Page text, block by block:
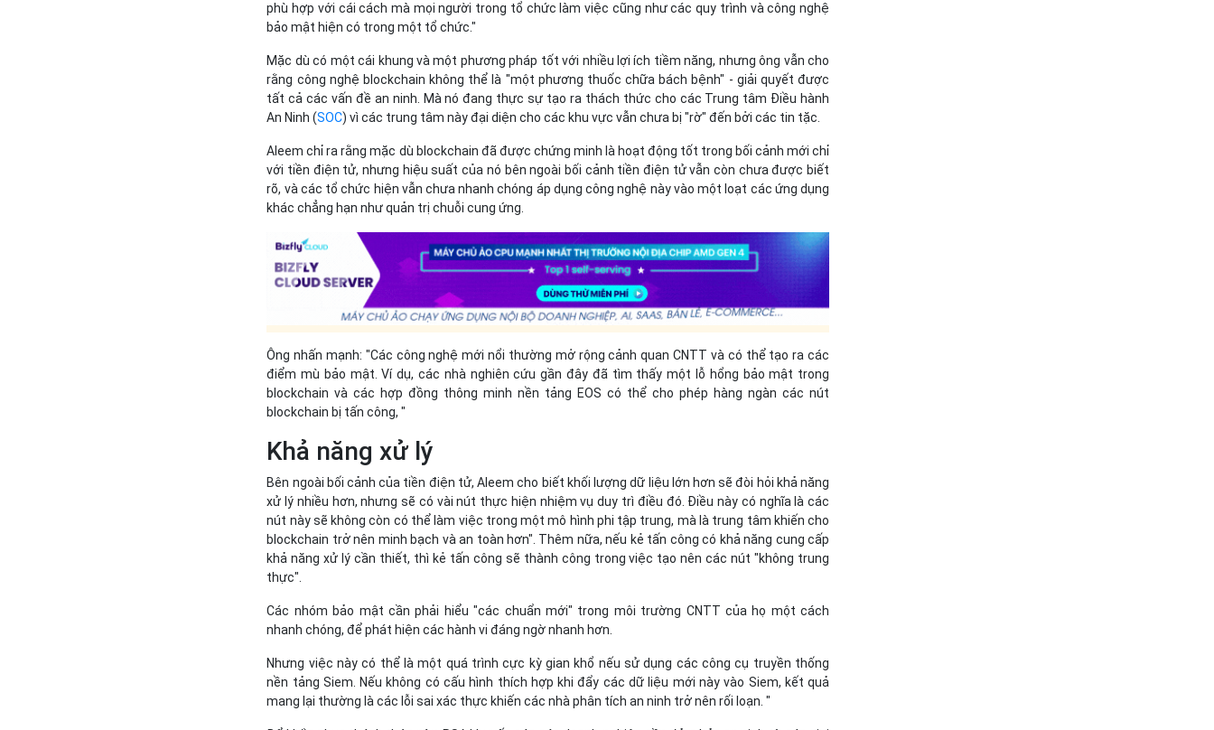
phù hợp với cái cách mà mọi người trong tổ chức làm việc cũng như các quy trình và công nghệ
bảo mật hiện có trong một tổ chức."
Mặc dù có một cái khung và một phương pháp tốt với nhiều lợi ích tiềm năng, nhưng ông vẫn cho
rằng công nghệ blockchain không thể là "một phương thuốc chữa bách bệnh" - giải quyết được
tất cả các vấn đề an ninh. Mà nó đang thực sự tạo ra thách thức cho các Trung tâm Điều hành
An Ninh (SOC) vì các trung tâm này đại diện cho các khu vực vẫn chưa bị "rờ" đến bởi các tin tặc.
Aleem chỉ ra rằng mặc dù blockchain đã được chứng minh là hoạt động tốt trong bối cảnh mới chỉ
với tiền điện tử, nhưng hiệu suất của nó bên ngoài bối cảnh tiền điện tử vẫn còn chưa được biết
rõ, và các tổ chức hiện vẫn chưa nhanh chóng áp dụng công nghệ này vào một loạt các ứng dụng
khác chẳng hạn như quản trị chuỗi cung ứng.
Ông nhấn mạnh: "Các công nghệ mới nổi thường mở rộng cảnh quan CNTT và có thể tạo ra các
điểm mù bảo mật. Ví dụ, các nhà nghiên cứu gần đây đã tìm thấy một lỗ hổng bảo mật trong
blockchain và các hợp đồng thông minh nền tảng EOS có thể cho phép hàng ngàn các nút
blockchain bị tấn công, "
Khả năng xử lý
Bên ngoài bối cảnh của tiền điện tử, Aleem cho biết khối lượng dữ liệu lớn hơn sẽ đòi hỏi khả năng
xử lý nhiều hơn, nhưng sẽ có vài nút thực hiện nhiệm vụ duy trì điều đó. Điều này có nghĩa là các
nút này sẽ không còn có thể làm việc trong một mô hình phi tập trung, mà là trung tâm khiến cho
blockchain trở nên minh bạch và an toàn hơn". Thêm nữa, nếu kẻ tấn công có khả năng cung cấp
khả năng xử lý cần thiết, thì kẻ tấn công sẽ thành công trong việc tạo nên các nút "không trung
thực".
Các nhóm bảo mật cần phải hiểu "các chuẩn mới" trong môi trường CNTT của họ một cách
nhanh chóng, để phát hiện các hành vi đáng ngờ nhanh hơn.
Nhưng việc này có thể là một quá trình cực kỳ gian khổ nếu sử dụng các công cụ truyền thống
nền tảng Siem. Nếu không có cấu hình thích hợp khi đẩy các dữ liệu mới này vào Siem, kết quả
mang lại thường là các lỗi sai xác thực khiến các nhà phân tích an ninh trở nên rối loạn. "